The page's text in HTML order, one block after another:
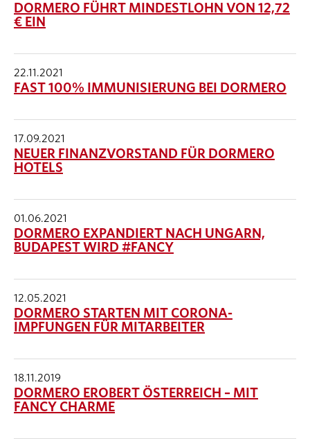
DORMERO FÜHRT MINDESTLOHN VON 12,72
€ EIN
22.11.2021
FAST 100% IMMUNISIERUNG BEI DORMERO
17.09.2021
NEUER FINANZVORSTAND FÜR DORMERO
HOTELS
01.06.2021
DORMERO EXPANDIERT NACH UNGARN,
BUDAPEST WIRD #FANCY
12.05.2021
DORMERO STARTEN MIT CORONA-
IMPFUNGEN FÜR MITARBEITER
18.11.2019
DORMERO EROBERT ÖSTERREICH – MIT
FANCY CHARME